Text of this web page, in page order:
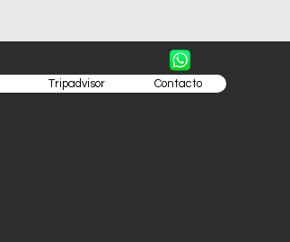
Tripadvisor Contacto